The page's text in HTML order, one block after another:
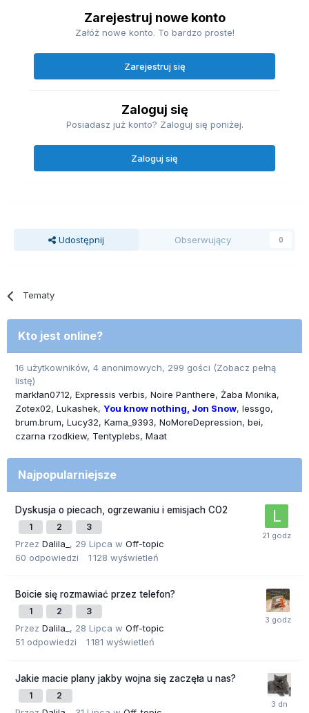
Zarejestruj nowe konto
Załóż nowe konto. To bardzo proste!
Zarejestruj się
Zaloguj się
Posiadasz już konto? Zaloguj się poniżej.
Zaloguj się
Udostępnij Obserwujący 0
Tematy
Kto jest online?
16 użytkowników, 4 anonimowych, 299 gości (Zobacz pełną
listę)
markłan0712 Expressis verbis Noire Panthere Żaba Monika
Zotex02 Lukashek You know nothing, Jon Snow lessgo
brum.brum Lucy32 Kama_9393 NoMoreDepression bei
czarna rzodkiew Tentyplebs Maat
Najpopularniejsze
Dyskusja o piecach, ogrzewaniu i emisjach CO2
1 2 3
Przez Dalila_ , 29 Lipca w Off-topic
60 odpowiedzi 1 128 wyświetleń
Boicie się rozmawiać przez telefon?
1 2 3
Przez Dalila_ , 28 Lipca w Off-topic
51 odpowiedzi 1 181 wyświetleń
Jakie macie plany jakby wojna się zaczęła u nas?
1 2